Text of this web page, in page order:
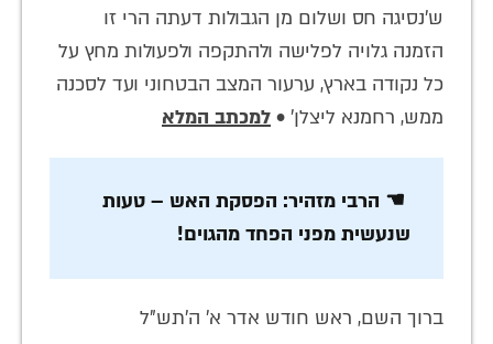
ש'נסיגה חס ושלום מן הגבולות דעתה הרי זו
הזמנה גלויה לפלישה ולהתקפה ולפעולות מחץ על
כל נקודה בארץ, ערעור המצב הבטחוני ועד לסכנה
ממש, רחמנא ליצלן' • למכתב המלא
☚ הרבי מזהיר: הפסקת האש – טעות
שנעשית מפני הפחד מהגוים!
ברוך השם, ראש חודש אדר א' ה'תש"ל